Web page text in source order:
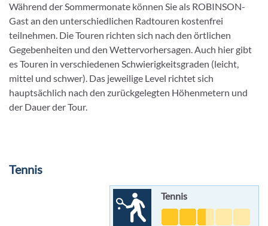
Während der Sommermonate können Sie als ROBINSON-
Gast an den unterschiedlichen Radtouren kostenfrei
teilnehmen. Die Touren richten sich nach den örtlichen
Gegebenheiten und den Wettervorhersagen. Auch hier gibt
es Touren in verschiedenen Schwierigkeitsgraden (leicht,
mittel und schwer). Das jeweilige Level richtet sich
hauptsächlich nach den zurückgelegten Höhenmetern und
der Dauer der Tour.
Tennis
Tennis